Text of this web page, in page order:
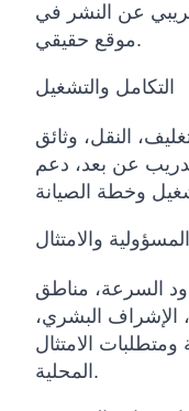
عن النشر في
موقع حقيقي.
التكامل والتشغيل
النقل، وثائق
عن بعد، دعم
والامتثال
السرعة، مناطق
الإشراف البشري،
ومتطلبات الامتثال
المحلية.